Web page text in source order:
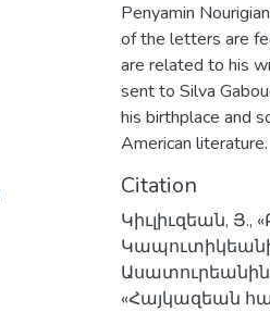
Penyamin
of the letters are
are related to his
sent to Silva
his birthplace and
American literature.
Citation
Կիւլիւզեան,
«Հայկազեան